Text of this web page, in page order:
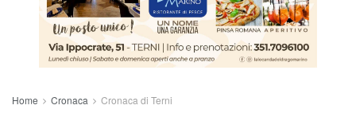
Home Cronaca Cronaca di Terni